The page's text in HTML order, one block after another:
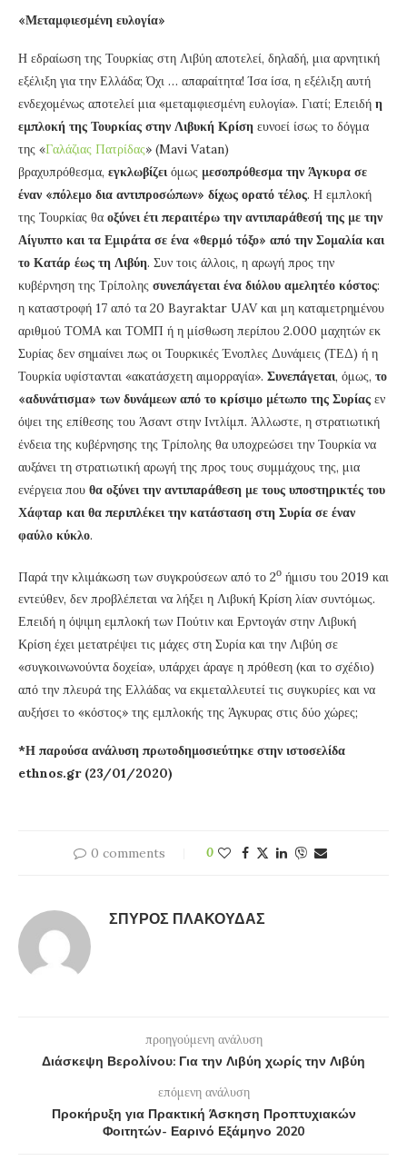
«Μεταμφιεσμένη ευλογία»
Η εδραίωση της Τουρκίας στη Λιβύη αποτελεί, δηλαδή, μια αρνητική
εξέλιξη για την Ελλάδα; Όχι … απαραίτητα! Ίσα ίσα, η εξέλιξη αυτή
ενδεχομένως αποτελεί μια «μεταμφιεσμένη ευλογία». Γιατί; Επειδή η
εμπλοκή της Τουρκίας στην Λιβυκή Κρίση ευνοεί ίσως το δόγμα
της «Γαλάζιας Πατρίδας» (Mavi Vatan)
βραχυπρόθεσμα, εγκλωβίζειόμως μεσοπρόθεσμα την Άγκυρα σε
έναν «πόλεμο δια αντιπροσώπων» δίχως ορατό τέλος. Η εμπλοκή
της Τουρκίας θα οξύνει έτι περαιτέρω την αντιπαράθεσή της με την
Αίγυπτο και τα Εμιράτα σε ένα «θερμό τόξο» από την Σομαλία και
το Κατάρ έως τη Λιβύη. Συν τοις άλλοις, η αρωγή προς την
κυβέρνηση της Τρίπολης συνεπάγεται ένα διόλου αμελητέο κόστος:
η καταστροφή 17 από τα 20 Bayraktar UAV και μη καταμετρημένου
αριθμού ΤΟΜΑ και ΤΟΜΠ ή η μίσθωση περίπου 2.000 μαχητών εκ
Συρίας δεν σημαίνει πως οι Τουρκικές Ένοπλες Δυνάμεις (ΤΕΔ) ή η
Τουρκία υφίστανται «ακατάσχετη αιμορραγία». Συνεπάγεται, όμως, το
«αδυνάτισμα» των δυνάμεων από το κρίσιμο μέτωπο της Συρίας εν
όψει της επίθεσης του Άσαντ στην Ιντλίμπ. Άλλωστε, η στρατιωτική
ένδεια της κυβέρνησης της Τρίπολης θα υποχρεώσει την Τουρκία να
αυξάνει τη στρατιωτική αρωγή της προς τους συμμάχους της, μια
ενέργεια που θα οξύνει την αντιπαράθεση με τους υποστηρικτές του
Χάφταρ και θα περιπλέκει την κατάσταση στη Συρία σε έναν
φαύλο κύκλο.
Παρά την κλιμάκωση των συγκρούσεων από το 2ο ήμισυ του 2019 και
εντεύθεν, δεν προβλέπεται να λήξει η Λιβυκή Κρίση λίαν συντόμως.
Επειδή η όψιμη εμπλοκή των Πούτιν και Ερντογάν στην Λιβυκή
Κρίση έχει μετατρέψει τις μάχες στη Συρία και την Λιβύη σε
«συγκοινωνούντα δοχεία», υπάρχει άραγε η πρόθεση (και το σχέδιο)
από την πλευρά της Ελλάδας να εκμεταλλευτεί τις συγκυρίες και να
αυξήσει το «κόστος» της εμπλοκής της Άγκυρας στις δύο χώρες;
*Η παρούσα ανάλυση πρωτοδημοσιεύτηκε στην ιστοσελίδα
ethnos.gr (23/01/2020)
0 comments 0
ΣΠΎΡΟΣ ΠΛΑΚΟΎΔΑΣ
προηγούμενη ανάλυση
Διάσκεψη Βερολίνου: Για την Λιβύη χωρίς την Λιβύη
επόμενη ανάλυση
Προκήρυξη για Πρακτική Άσκηση Προπτυχιακών
Φοιτητών- Εαρινό Εξάμηνο 2020